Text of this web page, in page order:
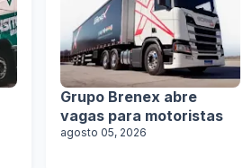
Grupo Brenex abre
vagas para motoristas
agosto 05, 2026